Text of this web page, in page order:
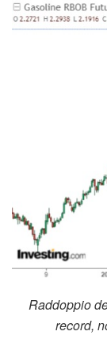
Raddoppio
record,